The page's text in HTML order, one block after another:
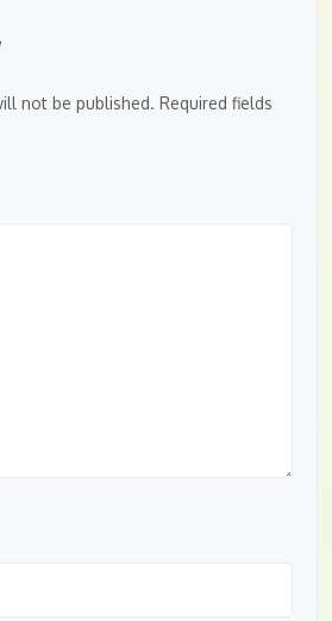
not be published. Required fields